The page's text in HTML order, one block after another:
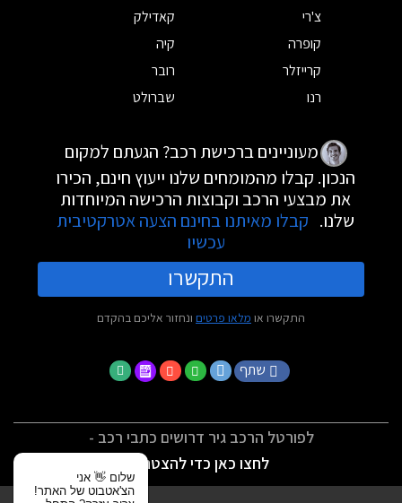
צ'רי
קאדילק
קופרה
קיה
קרייזלר
רובר
רנו
שברולט
מעוניינים ברכישת רכב? הגעתם למקום
הנכון. קבלו מהמומחים שלנו ייעוץ חינם, הכירו
את מבצעי הרכב וקבוצות הרכישה המיוחדות
שלנו. קבלו מאיתנו בחינם הצעה אטרקטיבית
עכשיו
התקשרו
התקשרו או מלאו פרטים ונחזור אליכם בהקדם
שתף
לפורטל הרכב גיר דרושים כתבי רכב -
לחצו כאן כדי להצטרף
שלום 👋 אני
הצ'אטבוט של האתר!